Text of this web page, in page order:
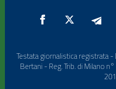
Testata giornalistica registrata
Bertani - Reg. Trib. di Milano